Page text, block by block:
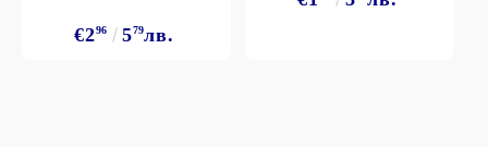
€296 579лв.